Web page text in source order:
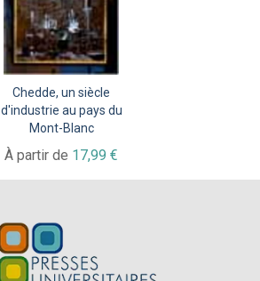
Chedde, un siècle
d'industrie au pays du
Mont-Blanc
À partir de 17,99 €